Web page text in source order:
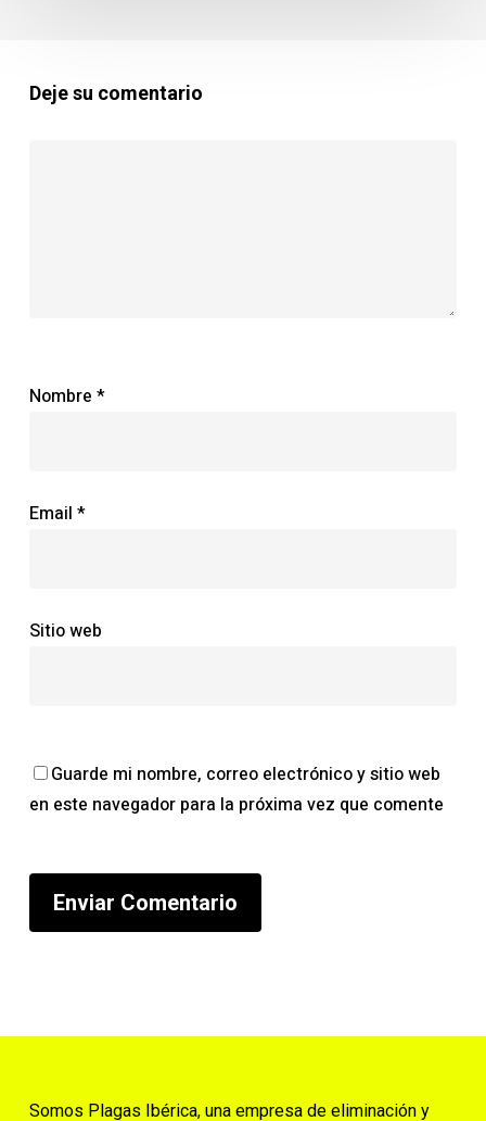
Deje su comentario
Nombre *
Email *
Sitio web
Guarde mi nombre, correo electrónico y sitio web
en este navegador para la próxima vez que comente
Somos Plagas Ibérica, una empresa de eliminación y